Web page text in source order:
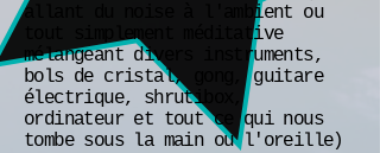
allant du noise à l'ambient ou
tout simplement méditative
mélangeant divers instruments,
bols de cristal, gong, guitare
électrique, shrutibox,
ordinateur et tout ce qui nous
tombe sous la main ou l'oreille)